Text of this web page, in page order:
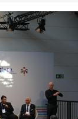
im
2002 ist
Millionen
vor allem
Diese